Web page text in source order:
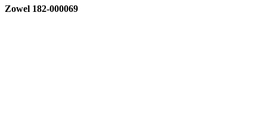
Zowel 182-000069